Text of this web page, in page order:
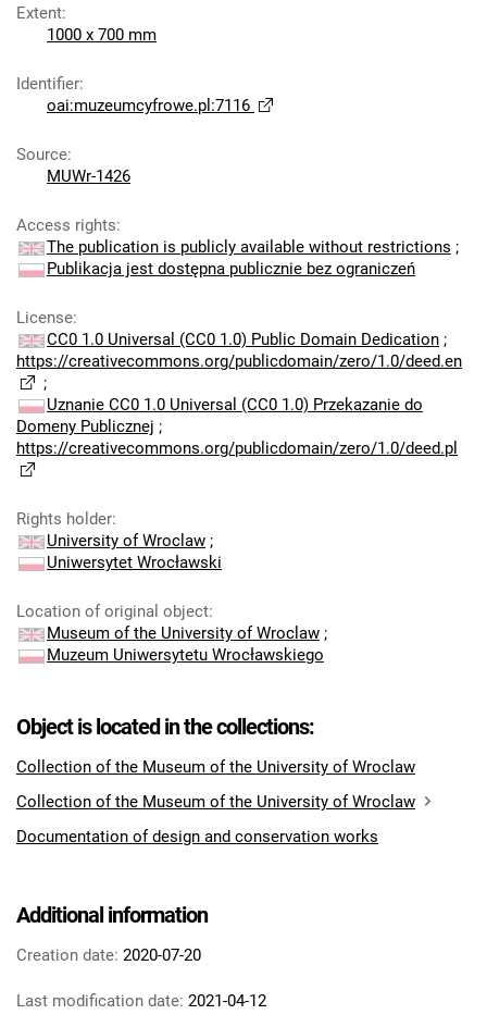
Extent:
1000 x 700 mm
Identifier:
oai:muzeumcyfrowe.pl:7116
Source:
MUWr-1426
Access rights:
The publication is publicly available without restrictions ;
Publikacja jest dostępna publicznie bez ograniczeń
License:
CC0 1.0 Universal (CC0 1.0) Public Domain Dedication ;
https://creativecommons.org/publicdomain/zero/1.0/deed.en
;
Uznanie CC0 1.0 Universal (CC0 1.0) Przekazanie do
Domeny Publicznej ;
https://creativecommons.org/publicdomain/zero/1.0/deed.pl
Rights holder:
University of Wroclaw ;
Uniwersytet Wrocławski
Location of original object:
Museum of the University of Wroclaw ;
Muzeum Uniwersytetu Wrocławskiego
Object is located in the collections:
Collection of the Museum of the University of Wroclaw
Collection of the Museum of the University of Wroclaw
Documentation of design and conservation works
Additional information
Creation date: 2020-07-20
Last modification date: 2021-04-12